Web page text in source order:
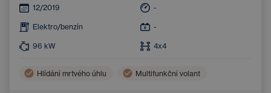
12/2019 -
Elektro/benzín -
96 kW 4x4
Hlídání mrtvého úhlu Multifunkční volant